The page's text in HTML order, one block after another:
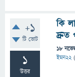
+1
টি ভোট
1
উত্তর
কি
দ্রুত
18
ইমন22 (